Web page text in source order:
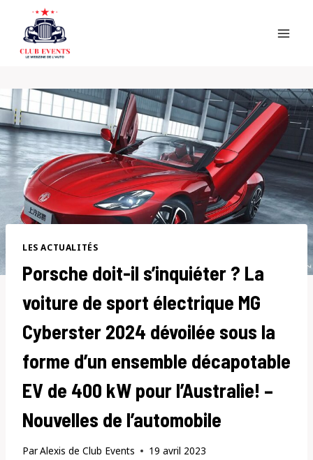
content
LES ACTUALITÉS
Porsche doit-il s’inquiéter ? La
voiture de sport électrique MG
Cyberster 2024 dévoilée sous la
forme d’un ensemble décapotable
EV de 400 kW pour l’Australie! –
Nouvelles de l’automobile
ParAlexis de Club Events 19 avril 2023